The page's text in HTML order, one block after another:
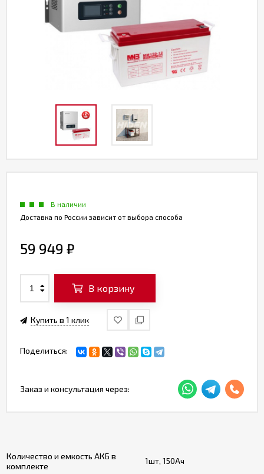
Количество и емкость АКБ в
комплекте
1шт, 150Ач
В наличии
Доставка по России зависит от выбора способа
59 949 ₽
В корзину
Купить в 1 клик
Поделиться:
Заказ и консультация через: